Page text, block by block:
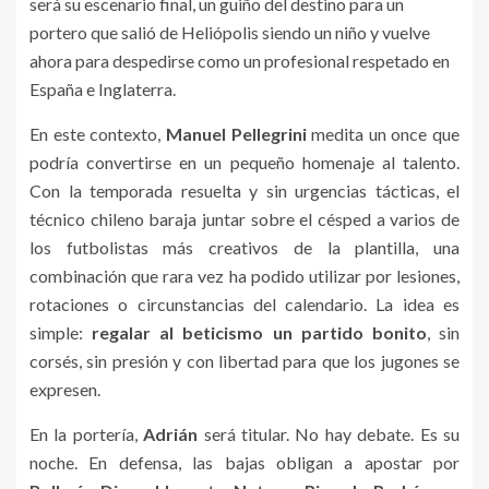
portero que salió de Heliópolis siendo un niño y vuelve
ahora para despedirse como un profesional respetado en
España e Inglaterra.
En este contexto, Manuel Pellegrinimedita un once que
podría convertirse en un pequeño homenaje al talento.
Con la temporada resuelta y sin urgencias tácticas, el
técnico chileno baraja juntar sobre el césped a varios de
los futbolistas más creativos de la plantilla, una
combinación que rara vez ha podido utilizar por lesiones,
rotaciones o circunstancias del calendario. La idea es
simple: regalar al beticismo un partido bonito, sin
corsés, sin presión y con libertad para que los jugones se
expresen.
En la portería,Adrián será titular. No hay debate. Es su
noche. En defensa, las bajas obligan a apostar por